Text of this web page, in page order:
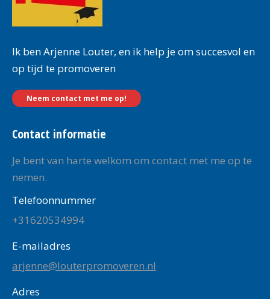
Ik ben Arjenne Louter, en ik help je om succesvol en
op tijd te promoveren
Neem contact met me op!
Contact informatie
Je bent van harte welkom om contact met me op te
nemen.
Telefoonnummer
+31620534994
E-mailadres
arjenne@louterpromoveren.nl
Adres